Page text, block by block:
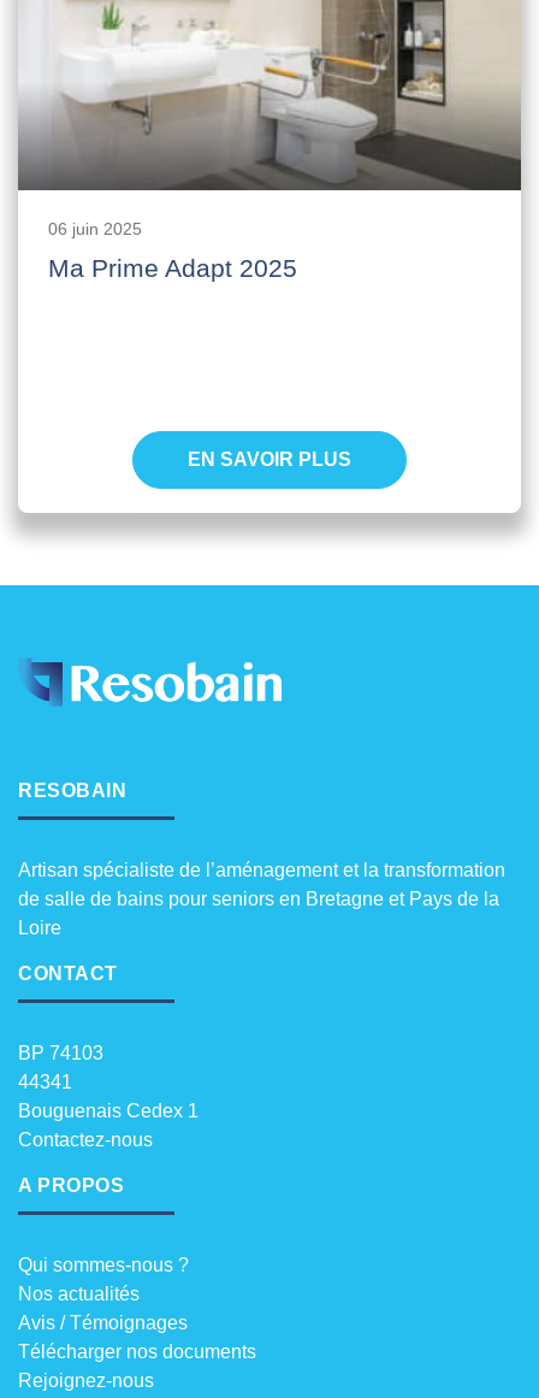
06 juin 2025
Ma Prime Adapt 2025
EN SAVOIR PLUS
RESOBAIN
Artisan spécialiste de l’aménagement et la transformation
de salle de bains pour seniors en Bretagne et Pays de la
Loire
CONTACT
BP 74103
44341
Bouguenais Cedex 1
Contactez-nous
A PROPOS
Qui sommes-nous ?
Nos actualités
Avis / Témoignages
Télécharger nos documents
Rejoignez-nous